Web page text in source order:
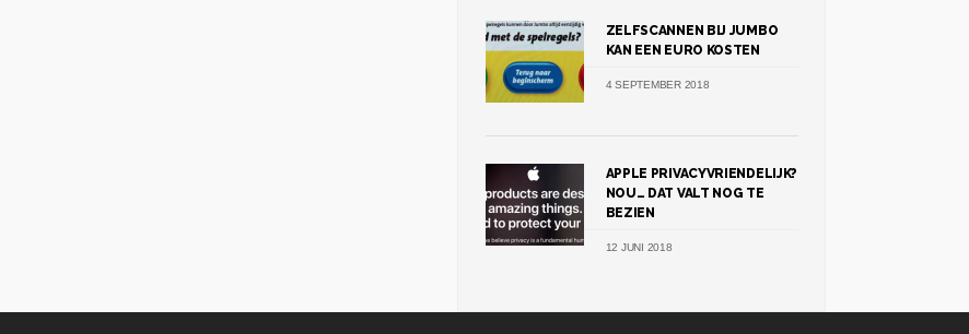
ZELFSCANNEN BIJ JUMBO
KAN EEN EURO KOSTEN
4 SEPTEMBER 2018
APPLE PRIVACYVRIENDELIJK?
NOU… DAT VALT NOG TE
BEZIEN
12 JUNI 2018